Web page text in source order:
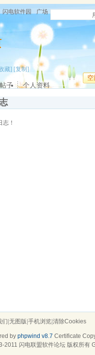
闪电软件园 广场
藏] [复制]
空
帖子 个人资料
志！
们|无图版|手机浏览|清除Cookies
by phpwind v8.7 Certificate
2011 闪电联盟软件论坛 版权所有